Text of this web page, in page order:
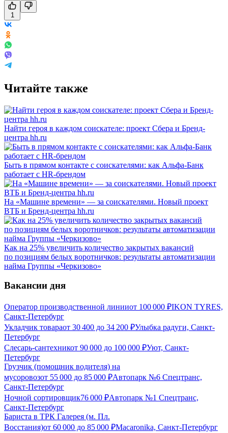
1
Читайте также
Найти героя в каждом соискателе: проект Сбера и Бренд-
центра hh.ru
Быть в прямом контакте с соискателями: как Альфа-Банк
работает с HR-брендом
На «Машине времени» — за соискателями. Новый проект
ВТБ и Бренд-центра hh.ru
Как на 25% увеличить количество закрытых вакансий
по позициям белых воротничков: результаты автоматизации
найма Группы «Черкизово»
Вакансии дня
Оператор производственной линииот 100 000 ₽IKON TYRES,
Санкт-Петербург
Укладчик товараот 30 400 до 34 200 ₽Улыбка радуги, Санкт-
Петербург
Слесарь-сантехникот 90 000 до 100 000 ₽Уют, Санкт-
Петербург
Грузчик (помощник водителя) на
мусоровозот 55 000 до 85 000 ₽Автопарк №6 Спецтранс,
Санкт-Петербург
Ночной сортировщик76 000 ₽Автопарк №1 Спецтранс,
Санкт-Петербург
Бариста в ТРК Галерея (м. Пл.
Восстания)от 60 000 до 85 000 ₽Macaronika, Санкт-Петербург